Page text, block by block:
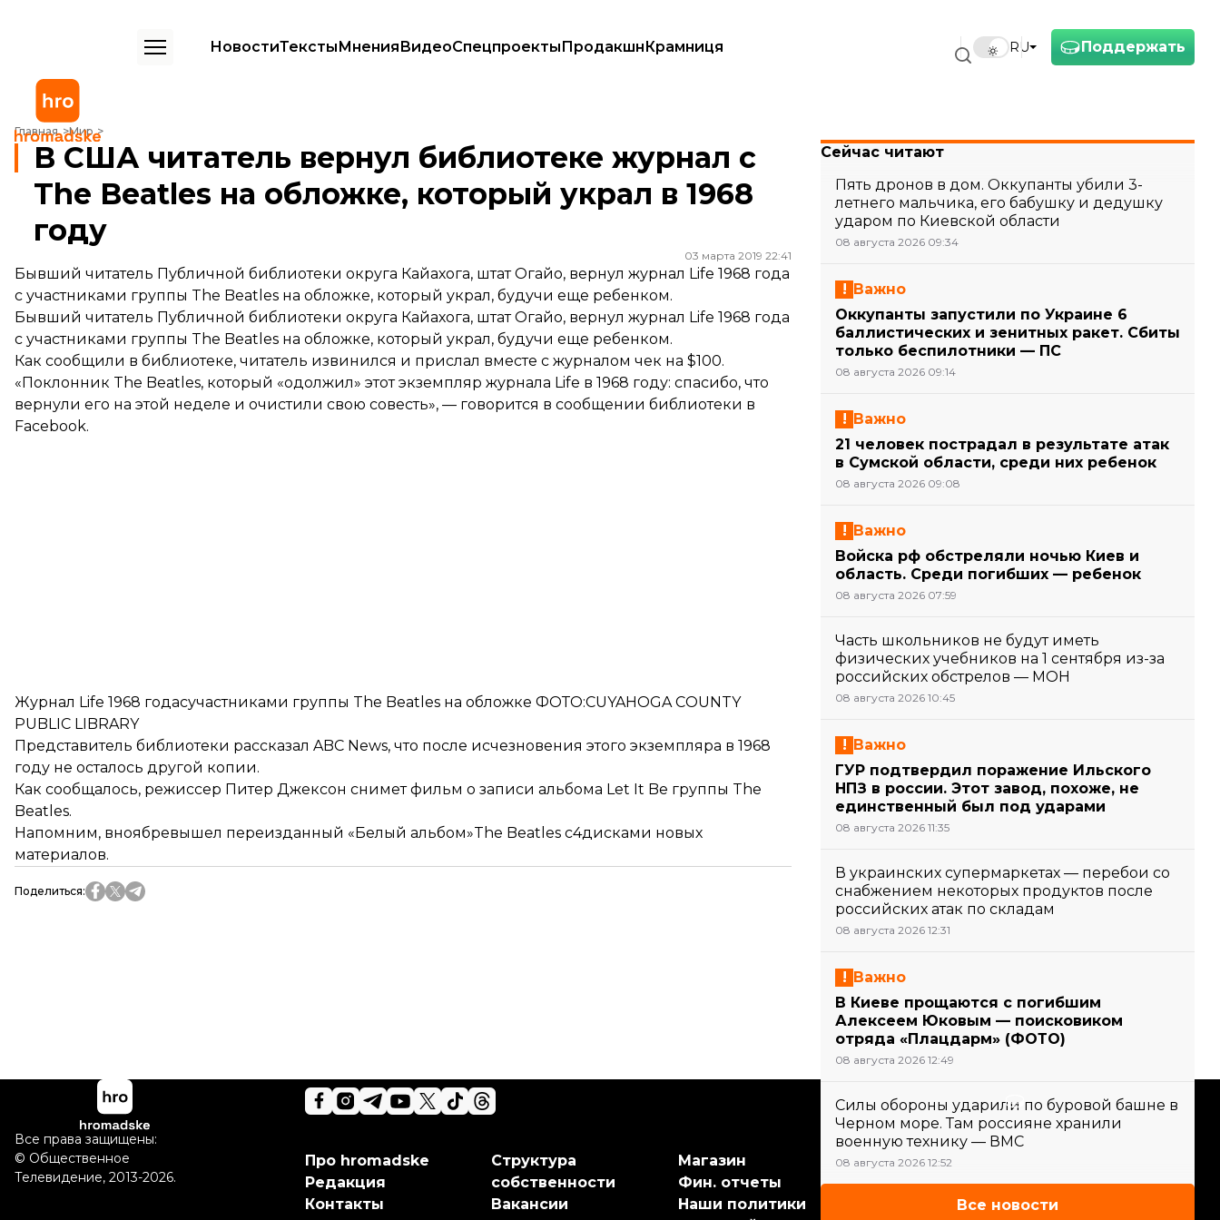
Поддержать
RU
НовостиТекстыМненияВидеоСпецпроектыПродакшнКрамниця
Главная Мир
В США читатель вернул библиотеке журнал с The Beatles на обложке, который украл в 1968 году
В США читатель вернул библиотеке журнал с
The Beatles на обложке, который украл в 1968
году
03 марта 2019 22:41
Бывший читатель Публичной библиотеки округа Кайахога, штат Огайо, вернул журнал Life 1968 года
с участниками группы The Beatles на обложке, который украл, будучи еще ребенком.
Бывший читатель Публичной библиотеки округа Кайахога, штат Огайо, вернул журнал Life 1968 года
с участниками группы The Beatles на обложке, который украл, будучи еще ребенком.
Как сообщили в библиотеке, читатель извинился и прислал вместе с журналом чек на $100.
«Поклонник The Beatles, который «одолжил» этот экземпляр журнала Life в 1968 году: спасибо, что
вернули его на этой неделе и очистили свою совесть», — говорится в сообщении библиотеки в
Facebook.
Журнал Life 1968 годасучастниками группы The Beatles на обложке ФОТО:CUYAHOGA COUNTY
PUBLIC LIBRARY
Представитель библиотеки рассказал ABC News, что после исчезновения этого экземпляра в 1968
году не осталось другой копии.
Как сообщалось, режиссер Питер Джексон снимет фильм о записи альбома Let It Be группы The
Beatles.
Напомним, вноябревышел переизданный «Белый альбом»The Beatles с4дисками новых
материалов.
Поделиться:
Сейчас читают
Пять дронов в дом. Оккупанты убили 3-
летнего мальчика, его бабушку и дедушку
ударом по Киевской области
08 августа 2026 09:34
Важно
Оккупанты запустили по Украине 6
баллистических и зенитных ракет. Сбиты
только беспилотники — ПС
08 августа 2026 09:14
Важно
21 человек пострадал в результате атак
в Сумской области, среди них ребенок
08 августа 2026 09:08
Важно
Войска рф обстреляли ночью Киев и
область. Среди погибших — ребенок
08 августа 2026 07:59
Часть школьников не будут иметь
физических учебников на 1 сентября из-за
российских обстрелов — МОН
08 августа 2026 10:45
Важно
ГУР подтвердил поражение Ильского
НПЗ в россии. Этот завод, похоже, не
единственный был под ударами
08 августа 2026 11:35
В украинских супермаркетах — перебои со
снабжением некоторых продуктов после
российских атак по складам
08 августа 2026 12:31
Важно
В Киеве прощаются с погибшим
Алексеем Юковым — поисковиком
отряда «Плацдарм» (ФОТО)
08 августа 2026 12:49
Силы обороны ударили по буровой башне в
Черном море. Там россияне хранили
военную технику — ВМС
08 августа 2026 12:52
Все новости
Поддержать
Поддержи hromadske.
Мы работаем для тебя и
благодаря тебе. Будь нашим
Про hromadske
Редакция
Контакты
Структура
собственности
Вакансии
Магазин
Фин. отчеты
Наши политики
Все права защищены:
© Общественное
Телевидение, 2013-2026.